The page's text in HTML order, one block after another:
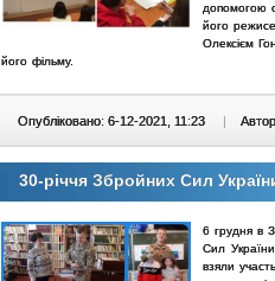
допомогою
його
Олексієм
його фільму.
Опубліковано: 6-12-2021, 11:23 |
30-річчя Збройних Сил
6 грудня в
Сил
взяли